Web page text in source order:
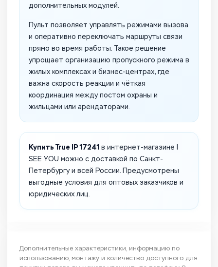
дополнительных модулей.
Пульт позволяет управлять режимами вызова
и оперативно переключать маршруты связи
прямо во время работы. Такое решение
упрощает организацию пропускного режима в
жилых комплексах и бизнес-центрах, где
важна скорость реакции и чёткая
координация между постом охраны и
жильцами или арендаторами.
Купить True IP 17241 в интернет-магазине I
SEE YOU можно с доставкой по Санкт-
Петербургу и всей России. Предусмотрены
выгодные условия для оптовых заказчиков и
юридических лиц.
Дополнительные характеристики, информацию по
использованию, монтажу и количество доступного для